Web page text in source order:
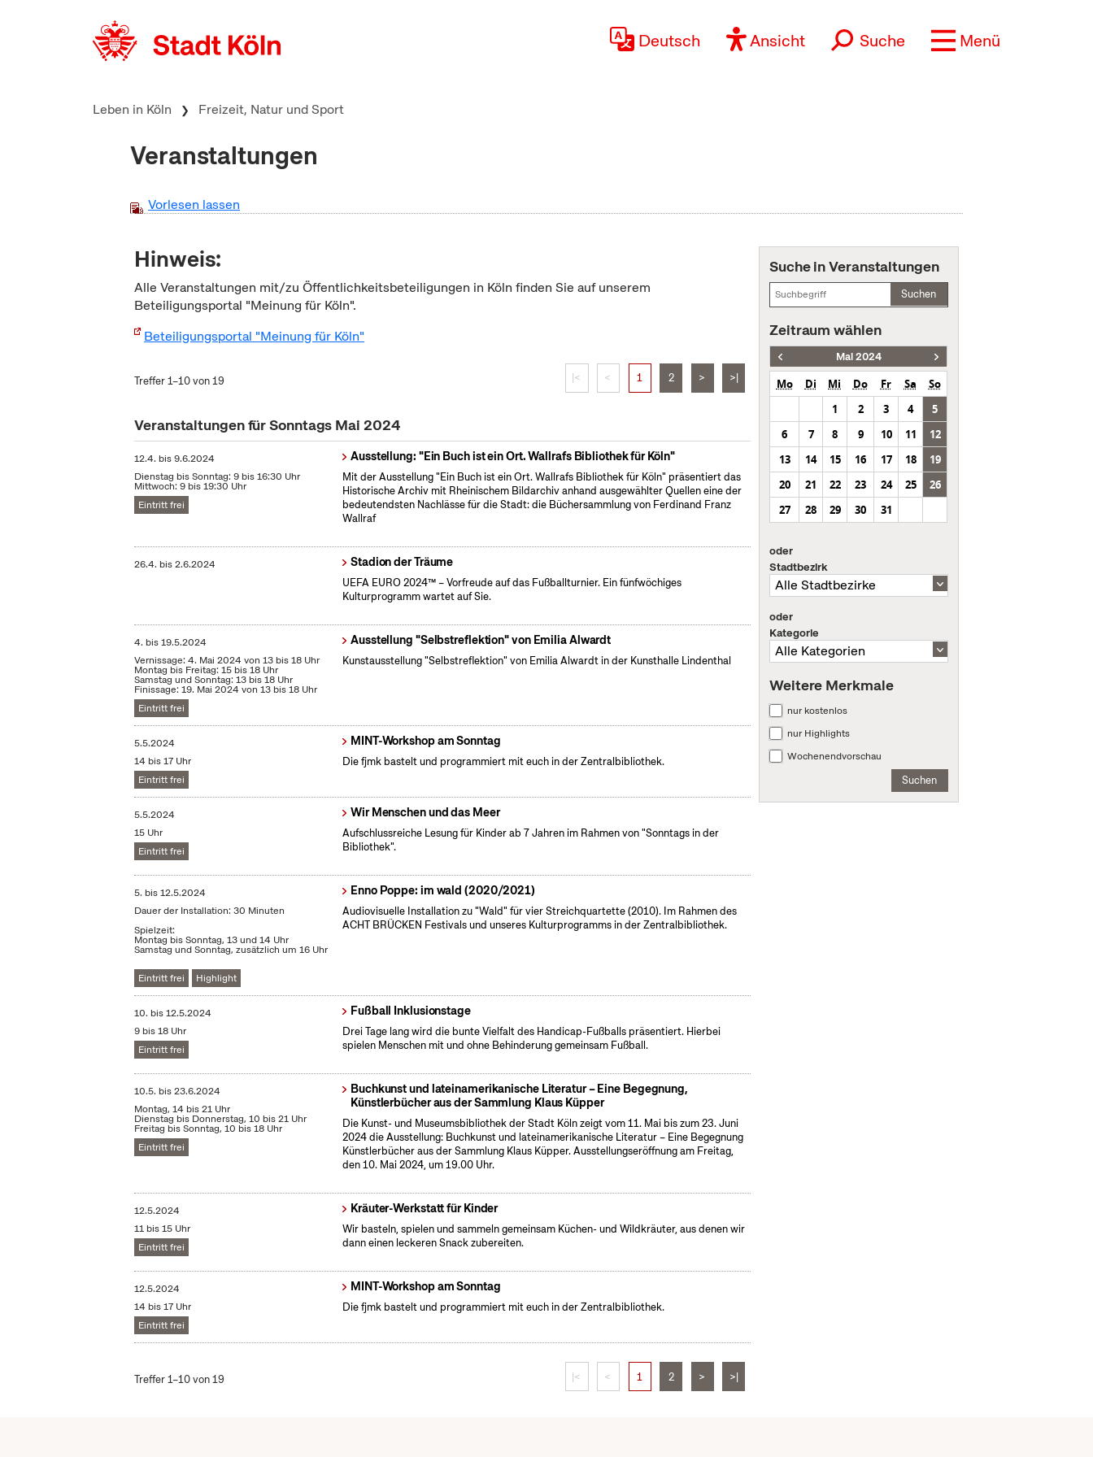
Deutsch Ansicht Suche Menü
Leben in Köln Freizeit, Natur und Sport
Veranstaltungen
Vorlesen lassen
Hinweis:
Alle Veranstaltungen mit/zu Öffentlichkeitsbeteiligungen in Köln finden Sie auf unserem
Beteiligungsportal "Meinung für Köln".
Beteiligungsportal "Meinung für Köln"
Treffer 1–10 von 19 |< < 1 2 > >|
Veranstaltungen für Sonntags Mai 2024
12.4. bis9.6.2024
Dienstag bis Sonntag: 9 bis 16:30 Uhr
Mittwoch: 9 bis 19:30 Uhr
Eintritt frei
Ausstellung: "Ein Buch ist ein Ort. Wallrafs Bibliothek für Köln"
Mit der Ausstellung "Ein Buch ist ein Ort. Wallrafs Bibliothek für Köln" präsentiert das
Historische Archiv mit Rheinischem Bildarchiv anhand ausgewählter Quellen eine der
bedeutendsten Nachlässe für die Stadt: die Büchersammlung von Ferdinand Franz
Wallraf
26.4. bis2.6.2024 Stadion der Träume
UEFA EURO 2024™ – Vorfreude auf das Fußballturnier. Ein fünfwöchiges
Kulturprogramm wartet auf Sie.
4. bis19.5.2024
Vernissage: 4. Mai 2024 von 13 bis 18 Uhr
Montag bis Freitag: 15 bis 18 Uhr
Samstag und Sonntag: 13 bis 18 Uhr
Finissage: 19. Mai 2024 von 13 bis 18 Uhr
Eintritt frei
Ausstellung "Selbstreflektion" von Emilia Alwardt
Kunstausstellung "Selbstreflektion" von Emilia Alwardt in der Kunsthalle Lindenthal
5.5.2024
14 bis 17 Uhr
Eintritt frei
MINT-Workshop am Sonntag
Die fjmk bastelt und programmiert mit euch in der Zentralbibliothek.
5.5.2024
15 Uhr
Eintritt frei
Wir Menschen und das Meer
Aufschlussreiche Lesung für Kinder ab 7 Jahren im Rahmen von "Sonntags in der
Bibliothek".
5. bis12.5.2024
Dauer der Installation: 30 Minuten
Spielzeit:
Montag bis Sonntag, 13 und 14 Uhr
Samstag und Sonntag, zusätzlich um 16 Uhr
Eintritt frei Highlight
Enno Poppe: im wald (2020/2021)
Audiovisuelle Installation zu "Wald" für vier Streichquartette (2010). Im Rahmen des
ACHT BRÜCKEN Festivals und unseres Kulturprogramms in der Zentralbibliothek.
10. bis12.5.2024
9 bis 18 Uhr
Eintritt frei
Fußball Inklusionstage
Drei Tage lang wird die bunte Vielfalt des Handicap-Fußballs präsentiert. Hierbei
spielen Menschen mit und ohne Behinderung gemeinsam Fußball.
10.5. bis23.6.2024
Montag, 14 bis 21 Uhr
Dienstag bis Donnerstag, 10 bis 21 Uhr
Freitag bis Sonntag, 10 bis 18 Uhr
Eintritt frei
Buchkunst und lateinamerikanische Literatur – Eine Begegnung,
Künstlerbücher aus der Sammlung Klaus Küpper
Die Kunst- und Museumsbibliothek der Stadt Köln zeigt vom 11. Mai bis zum 23. Juni
2024 die Ausstellung: Buchkunst und lateinamerikanische Literatur – Eine Begegnung
Künstlerbücher aus der Sammlung Klaus Küpper. Ausstellungseröffnung am Freitag,
den 10. Mai 2024, um 19.00 Uhr.
12.5.2024
11 bis 15 Uhr
Eintritt frei
Kräuter-Werkstatt für Kinder
Wir basteln, spielen und sammeln gemeinsam Küchen- und Wildkräuter, aus denen wir
dann einen leckeren Snack zubereiten.
12.5.2024
14 bis 17 Uhr
Eintritt frei
MINT-Workshop am Sonntag
Die fjmk bastelt und programmiert mit euch in der Zentralbibliothek.
Treffer 1–10 von 19 |< < 1 2 > >|
Suche in Veranstaltungen
Suchen
Zeitraum wählen
Mai 2024
Mo Di Mi Do Fr Sa
So
1
2 3 4
5
6
7 8 9 10 11
12
13
14 15 16 17 18
19
20
21 22 23 24 25
26
27
28 29 30 31
oder
Stadtbezirk
oder
Kategorie
Weitere Merkmale
nur kostenlos
nur Highlights
Wochenendvorschau
Suchen